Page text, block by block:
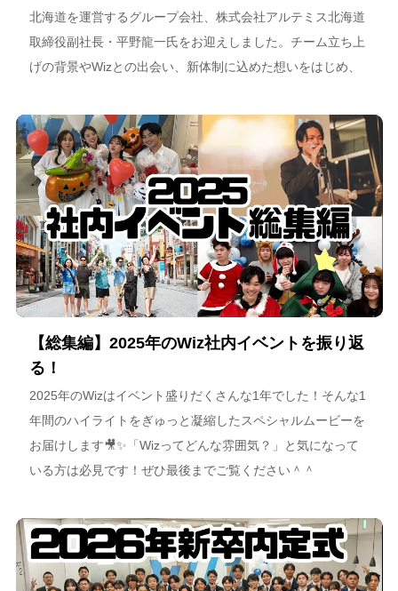
北海道を運営するグループ会社、株式会社アルテミス北海道
取締役副社長・平野龍一氏をお迎えしました。チーム立ち上
げの背景やWizとの出会い、新体制に込めた想いをはじめ、
海道が描く今後のビジョンについて語っています。
【総集編】2025年のWiz社内イベントを振り返
る！
2025年のWizはイベント盛りだくさんな1年でした！そんな1
年間のハイライトをぎゅっと凝縮したスペシャルムービーを
お届けします🎥✨「Wizってどんな雰囲気？」と気になって
いる方は必見です！ぜひ最後までご覧ください＾＾